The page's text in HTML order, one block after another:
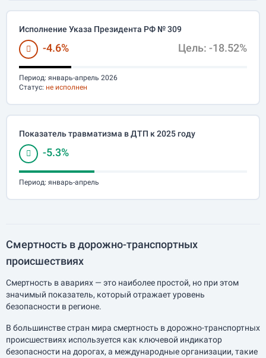
Исполнение Указа Президента РФ № 309
-4.6% Цель: -18.52%
Период: январь-апрель 2026
Статус: не исполнен
Показатель травматизма в ДТП к 2025 году
-5.3%
Период: январь-апрель
Смертность в дорожно-транспортных
происшествиях
Смертность в авариях — это наиболее простой, но при этом
значимый показатель, который отражает уровень
безопасности в регионе.
В большинстве стран мира смертность в дорожно-транспортных
происшествиях используется как ключевой индикатор
безопасности на дорогах, а международные организации, такие